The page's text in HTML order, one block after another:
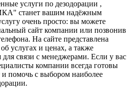
услуги по дезодорации ,
станет вашим надёжным
очень просто: вы можете
сайт компании или позвонив
На сайте представлена
услугах и ценах, а также
связи с менеджерами. Если у вас
компании всегда готовы
и помочь с выбором наиболее